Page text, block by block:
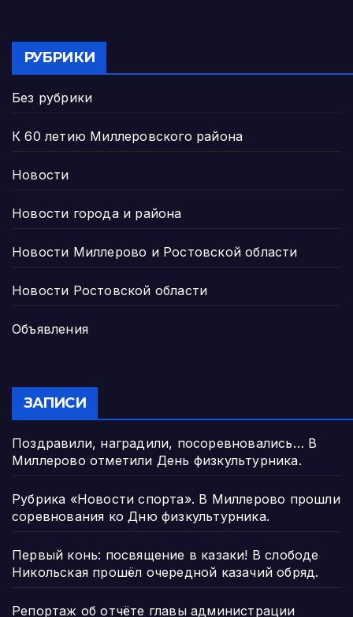
РУБРИКИ
Без рубрики
К 60 летию Миллеровского района
Новости
Новости города и района
Новости Миллерово и Ростовской области
Новости Ростовской области
Объявления
ЗАПИСИ
Поздравили, наградили, посоревновались… В
Миллерово отметили День физкультурника.
Рубрика «Новости спорта». В Миллерово прошли
соревнования ко Дню физкультурника.
Первый конь: посвящение в казаки! В слободе
Никольская прошёл очередной казачий обряд.
Репортаж об отчёте главы администрации